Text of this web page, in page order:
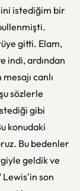
istediğim bir
gitti. Elam,
indi, ardından
canlı
sözlerle
gibi
konudaki
Bu bedenler
geldik ve
Lewis'in son